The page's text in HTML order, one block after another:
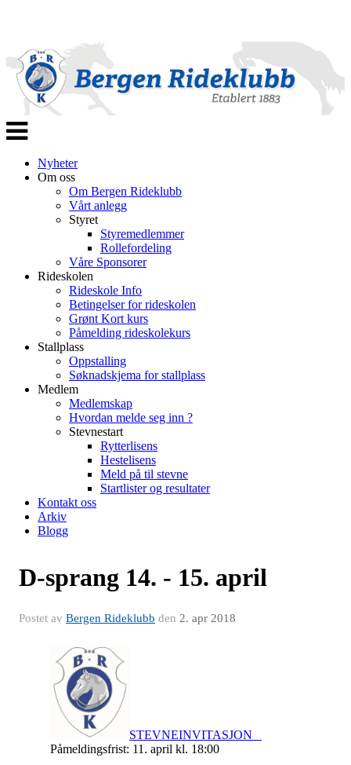
Veksle
navigasjon
Nyheter
Om oss
Om Bergen Rideklubb
Vårt anlegg
Styret
Styremedlemmer
Rollefordeling
Våre Sponsorer
Rideskolen
Rideskole Info
Betingelser for rideskolen
Grønt Kort kurs
Påmelding rideskolekurs
Stallplass
Oppstalling
Søknadskjema for stallplass
Medlem
Medlemskap
Hvordan melde seg inn ?
Stevnestart
Rytterlisens
Hestelisens
Meld på til stevne
Startlister og resultater
Kontakt oss
Arkiv
Blogg
D-sprang 14. - 15. april
Postet av Bergen Rideklubb den 2. apr 2018
STEVNEINVITASJON
Påmeldingsfrist: 11. april kl. 18:00